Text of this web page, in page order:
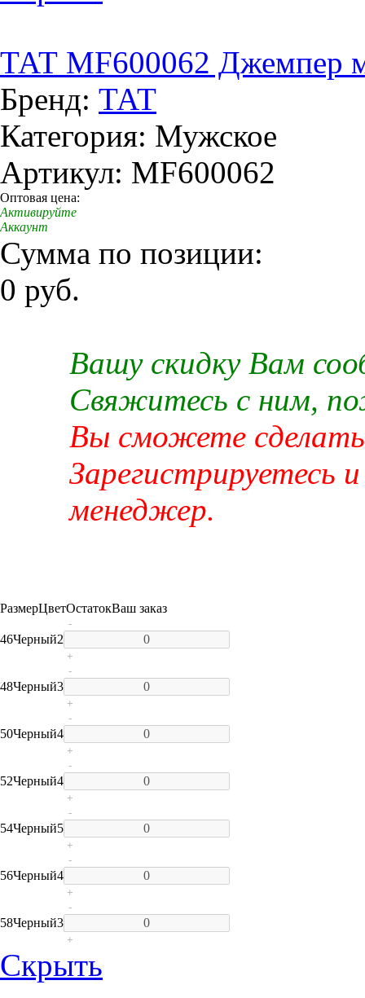
ТАТ MF600062 Джемпер
Бренд: ТАТ
Категория: Мужское
Артикул: MF600062
Оптовая цена:
Активируйте
Аккаунт
Сумма по позиции:
0 руб.
Вашу скидку Вам
Свяжитесь с ним,
Вы сможете сделать
Зарегистрируетесь
менеджер.
РазмерЦветОстатокВаш заказ
46Черный2
-
+
48Черный3
-
+
50Черный4
-
+
52Черный4
-
+
54Черный5
-
+
56Черный4
-
+
58Черный3
-
+
Скрыть